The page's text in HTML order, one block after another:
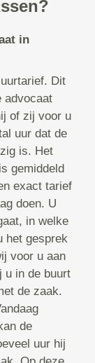
in
Dit
advocaat
of zij voor u
uur dat de
is. Het
gemiddeld
exact tarief
doen. U
in welke
het gesprek
voor u aan
u in de buurt
de zaak.
de
uur hij